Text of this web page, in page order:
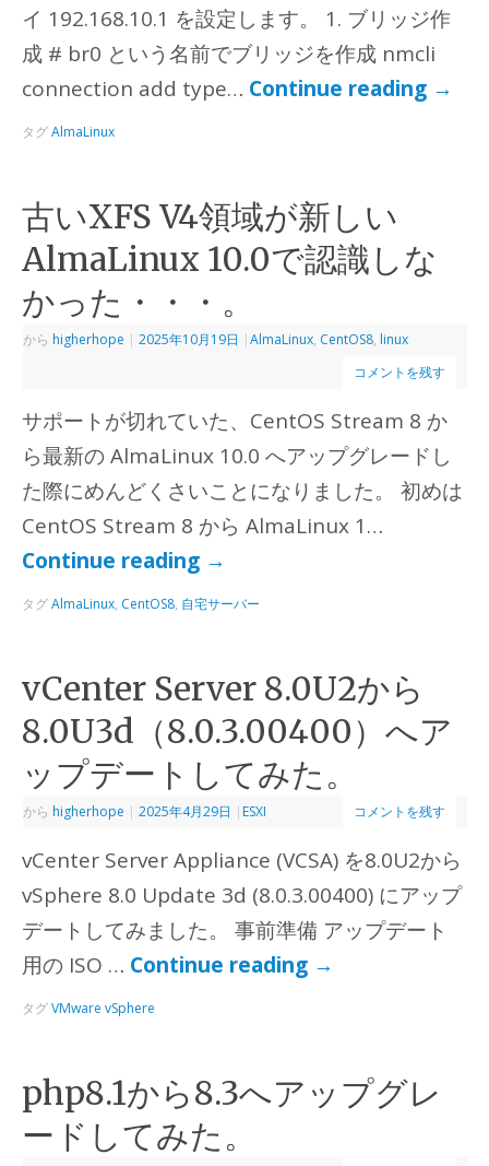
イ 192.168.10.1 を設定します。 1. ブリッジ作
成 # br0 という名前でブリッジを作成 nmcli
connection add type… Continue reading →
タグAlmaLinux
古いXFS V4領域が新しい
AlmaLinux 10.0で認識しな
かった・・・。
から higherhope | 2025年10月19日 |AlmaLinux, CentOS8, linux
コメントを残す
サポートが切れていた、CentOS Stream 8 か
ら最新の AlmaLinux 10.0 へアップグレードし
た際にめんどくさいことになりました。 初めは
CentOS Stream 8 から AlmaLinux 1…
Continue reading →
タグAlmaLinux, CentOS8, 自宅サーバー
vCenter Server 8.0U2から
8.0U3d（8.0.3.00400）へア
ップデートしてみた。
から higherhope | 2025年4月29日 | ESXI コメントを残す
vCenter Server Appliance (VCSA) を8.0U2から
vSphere 8.0 Update 3d (8.0.3.00400) にアップ
デートしてみました。 事前準備 アップデート
用の ISO … Continue reading →
タグVMware vSphere
php8.1から8.3へアップグレ
ードしてみた。